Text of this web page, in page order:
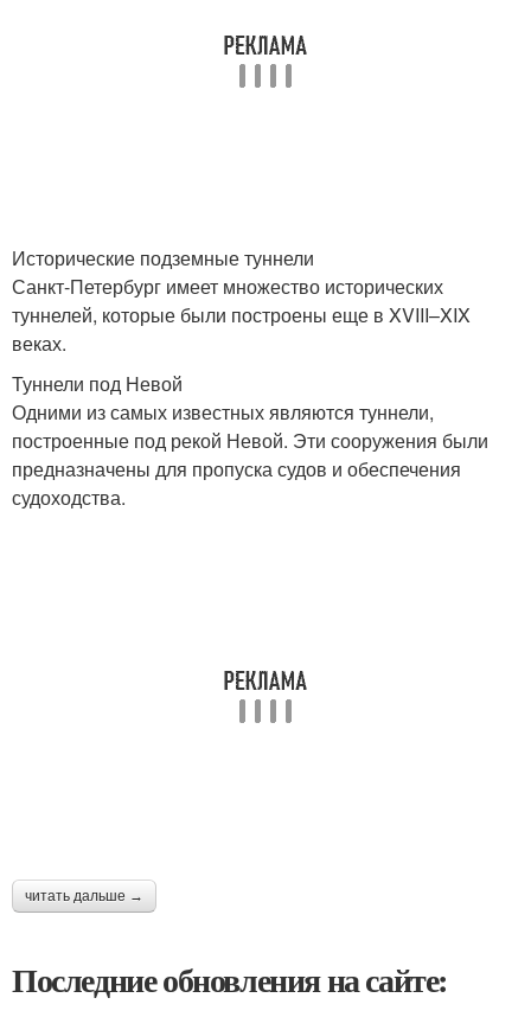
Исторические подземные туннели
Санкт-Петербург имеет множество исторических
туннелей, которые были построены еще в XVIII–XIX
веках.
Туннели под Невой
Одними из самых известных являются туннели,
построенные под рекой Невой. Эти сооружения были
предназначены для пропуска судов и обеспечения
судоходства.
читать дальше →
Последние обновления на сайте: